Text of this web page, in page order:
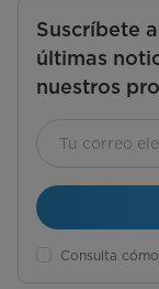
Suscríbete
últimas
nuestros
Consulta